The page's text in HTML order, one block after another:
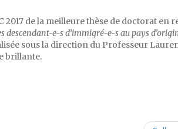
2017 de la meilleure thèse de doctorat
e-s d’immigré-e-s au pays
sous la direction du Professeur
brillante.